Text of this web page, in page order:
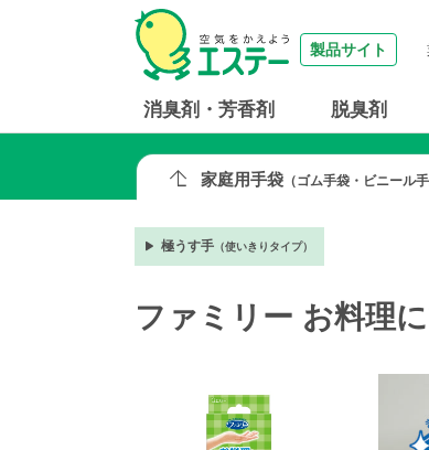
製品サイト
消臭剤・芳香剤 脱臭剤
家庭用手袋 （ゴム手袋・ビニール手
極うす手 （使いきりタイプ）
ファミリー お料理